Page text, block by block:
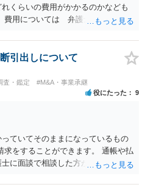
くらいの費用がかかるのかなども
費用については 弁護士と直接面談
とまでごちゃごちゃ考えず、自分
か ・・・お子さんの事をまで含め良
が、名字は変えたくない・・・養
ことになります。 しかし 彼は成人
連れ子、全て平等にしたいと希
います。 ・・・婚姻前の契約 あ
実現する方法はあります。 弁護
引出しについて
査・鑑定 #M&A・事業承継
役にたった 9
ていてそのままになっているもの
求をすることができます。 通帳や払
に面談で相談した方がよいと思い